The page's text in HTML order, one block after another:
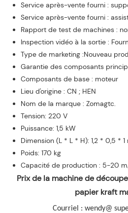
Service après-vente fourni :
Service après-vente fourni :
Rapport de test de machines :
Inspection vidéo à la sortie :
Type de marketing :Nouveau
Garantie des composants
Composants de base : moteur
Lieu d'origine : CN ; HEN
Nom de la marque : Zomagtc.
Tension: 220 V
Puissance: 1,5 kW
Dimension (L * L * H): 1,2 * 0,5 * 1
Poids: 170 kg
Capacité de production : 5-20
Prix ​​​​de la machine de
papier kraft
Courriel : wendy@